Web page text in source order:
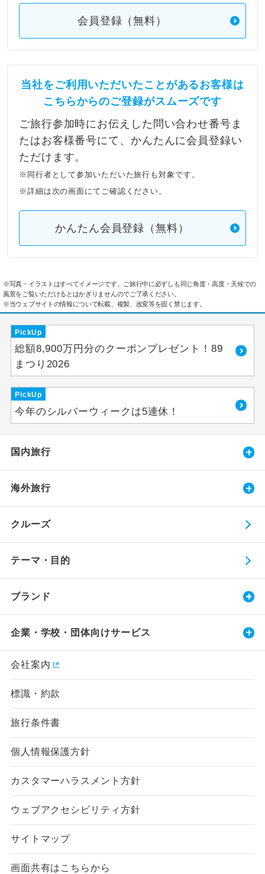
会員登録（無料）
当社をご利用いただいたことがあるお客様は
こちらからのご登録がスムーズです
ご旅行参加時にお伝えした問い合わせ番号ま
たはお客様番号にて、かんたんに会員登録い
ただけます。
※同行者として参加いただいた旅行も対象です。
※詳細は次の画面にてご確認ください。
かんたん会員登録（無料）
※写真・イラストはすべてイメージです。ご旅行中に必ずしも同じ角度・高度・天候での
風景をご覧いただけるとはかぎりませんのでご了承ください。
※当ウェブサイトの情報について転載、複製、改変等を固く禁じます。
PickUp
総額8,900万円分のクーポンプレゼント！89
まつり2026
PickUp
今年のシルバーウィークは5連休！
国内旅行
海外旅行
クルーズ
テーマ・目的
ブランド
企業・学校・団体向けサービス
会社案内
標識・約款
旅行条件書
個人情報保護方針
カスタマーハラスメント方針
ウェブアクセシビリティ方針
サイトマップ
画面共有はこちらから